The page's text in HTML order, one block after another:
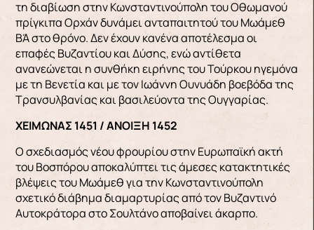
τη διαβίωση στην Κωνσταντινούπολη του Οθωμανού
πρίγκιπα Ορχάν δυνάμει ανταπαιτητού του Μωάμεθ
ΒΆ στο θρόνο. Δεν έχουν κανένα αποτέλεσμα οι
επαφές Βυζαντίου και Δύσης, ενώ αντίθετα
ανανεώνεται η συνθήκη ειρήνης του Τούρκου ηγεμόνα
με τη Βενετία και με τον Ιωάννη Ουνυάδη βοεβόδα της
Τρανσυλβανίας και βασιλεύοντα της Ουγγαρίας.
ΧΕΙΜΩΝΑΣ 1451 / ΑΝΟΙΞΗ 1452
Ο σχεδιασμός νέου φρουρίου στην Ευρωπαϊκή ακτή
του Βοσπόρου αποκαλύπτει τις άμεσες κατακτητικές
βλέψεις του Μωάμεθ για την Κωνσταντινούπολη
σχετικό διάβημα διαμαρτυρίας από τον Βυζαντινό
Αυτοκράτορα στο Σουλτάνο αποβαίνει άκαρπο.